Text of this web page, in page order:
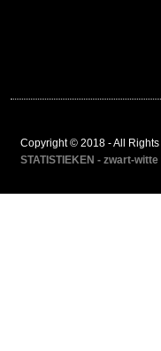
Copyright © 2018 - All
STATISTIEKEN - zwart-